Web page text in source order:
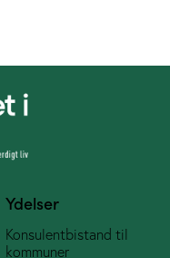
Ydelser
Konsulentbistand til
kommuner